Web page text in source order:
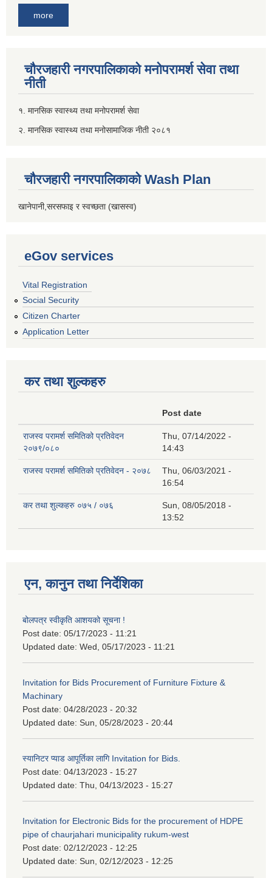
more
चौरजहारी नगरपालिकाको मनोपरामर्श सेवा तथा
नीती
१. मानसिक स्वास्थ्य तथा मनोपरामर्श सेवा
२. मानसिक स्वास्थ्य तथा मनोसामाजिक नीती २०८१
चौरजहारी नगरपालिकाको Wash Plan
खानेपानी,सरसफाइ र स्वच्छता (खासस्व)
eGov services
Vital Registration
Social Security
Citizen Charter
Application Letter
कर तथा शुल्कहरु
Post date
राजस्व परामर्श समितिको प्रतिवेदन
२०७९/०८०
Thu, 07/14/2022 -
14:43
राजस्व परामर्श समितिको प्रतिवेदन - २०७८
Thu, 06/03/2021 -
16:54
कर तथा शुल्कहरु ०७५ / ०७६
Sun, 08/05/2018 -
13:52
एन, कानुन तथा निर्देशिका
बोलपत्र स्वीकृति आशयको सूचना !
Post date: 05/17/2023 - 11:21
Updated date: Wed, 05/17/2023 - 11:21
Invitation for Bids Procurement of Furniture Fixture &
Machinary
Post date: 04/28/2023 - 20:32
Updated date: Sun, 05/28/2023 - 20:44
स्यानिटर प्याड आपूर्तिका लागि Invitation for Bids.
Post date: 04/13/2023 - 15:27
Updated date: Thu, 04/13/2023 - 15:27
Invitation for Electronic Bids for the procurement of HDPE
pipe of chaurjahari municipality rukum-west
Post date: 02/12/2023 - 12:25
Updated date: Sun, 02/12/2023 - 12:25